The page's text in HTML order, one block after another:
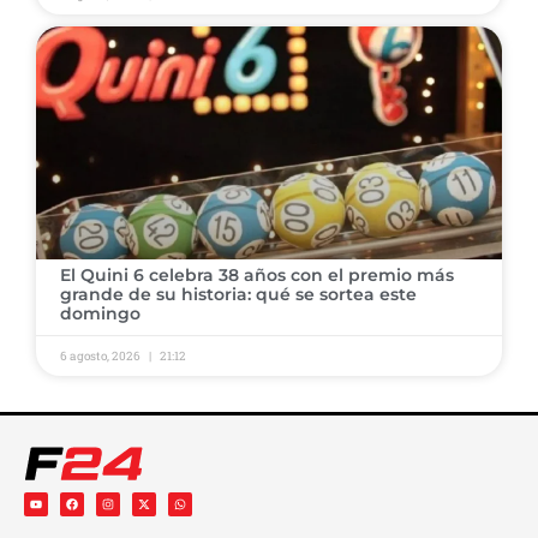
El Quini 6 celebra 38 años con el premio más
grande de su historia: qué se sortea este
domingo
6 agosto, 2026 21:12